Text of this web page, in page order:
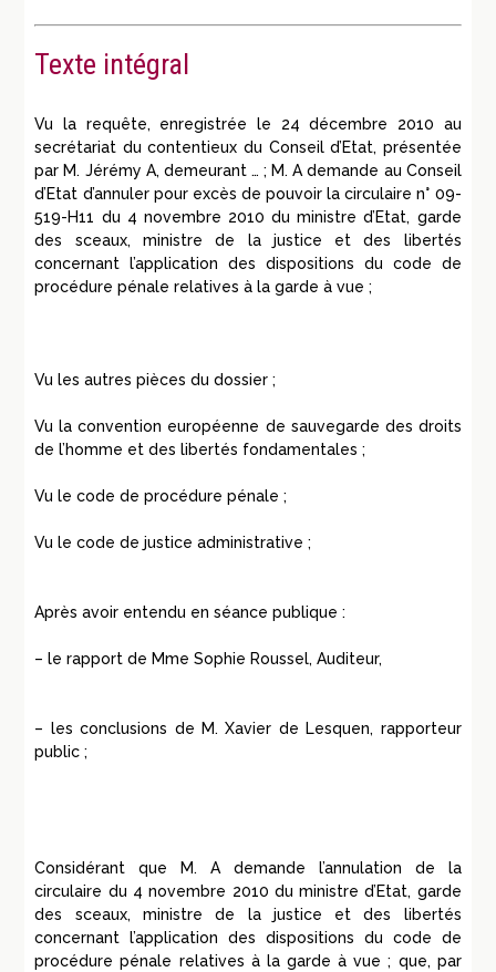
Texte intégral
Vu la requête, enregistrée le 24 décembre 2010 au
secrétariat du contentieux du Conseil d’Etat, présentée
par M. Jérémy A, demeurant … ; M. A demande au Conseil
d’Etat d’annuler pour excès de pouvoir la circulaire n° 09-
519-H11 du 4 novembre 2010 du ministre d’Etat, garde
des sceaux, ministre de la justice et des libertés
concernant l’application des dispositions du code de
procédure pénale relatives à la garde à vue ;
Vu les autres pièces du dossier ;
Vu la convention européenne de sauvegarde des droits
de l’homme et des libertés fondamentales ;
Vu le code de procédure pénale ;
Vu le code de justice administrative ;
Après avoir entendu en séance publique :
– le rapport de Mme Sophie Roussel, Auditeur,
– les conclusions de M. Xavier de Lesquen, rapporteur
public ;
Considérant que M. A demande l’annulation de la
circulaire du 4 novembre 2010 du ministre d’Etat, garde
des sceaux, ministre de la justice et des libertés
concernant l’application des dispositions du code de
procédure pénale relatives à la garde à vue ; que, par